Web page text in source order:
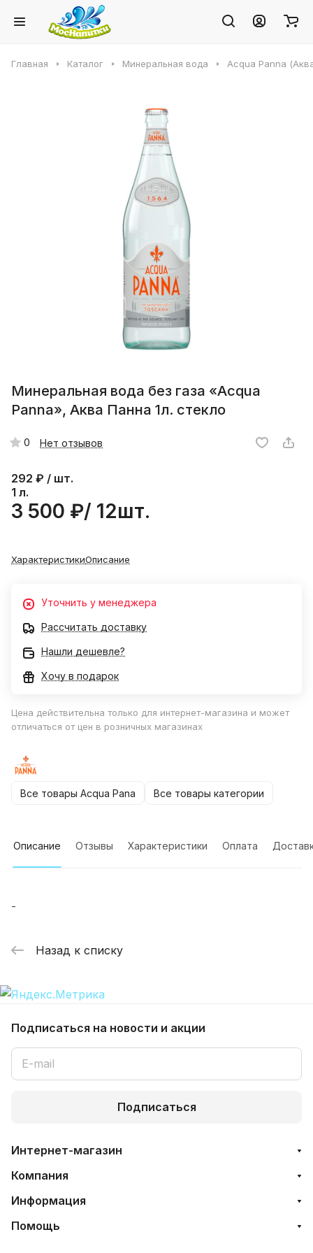
Главная Каталог Минеральная вода Acqua Panna
Минеральная вода без газа «Acqua
Panna», Аква Панна 1л. стекло
0 Нет отзывов
292 ₽ / шт.
1 л.
3 500 ₽/ 12шт.
ХарактеристикиОписание
Уточнить у менеджера
Рассчитать доставку
Нашли дешевле?
Хочу в подарок
Цена действительна только для интернет-магазина и может
отличаться от цен в розничных магазинах
Все товары Acqua Pana Все товары категории
Описание Отзывы Характеристики Оплата
-
Назад к списку
Подписаться на новости и акции
Подписаться
Интернет-магазин
Компания
Информация
Помощь